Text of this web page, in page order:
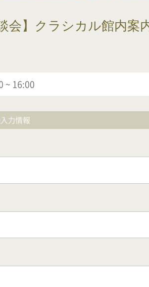
会】クラシカル館内案
~ 16:00
力情報